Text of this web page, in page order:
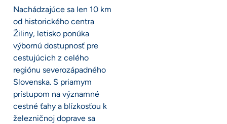
Nachádzajúce sa len 10 km
od historického centra
Žiliny, letisko ponúka
výbornú dostupnosť pre
cestujúcich z celého
regiónu severozápadného
Slovenska. S priamym
prístupom na významné
cestné ťahy a blízkosťou k
železničnoj doprave sa